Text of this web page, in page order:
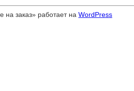
на заказ» работает на WordPress